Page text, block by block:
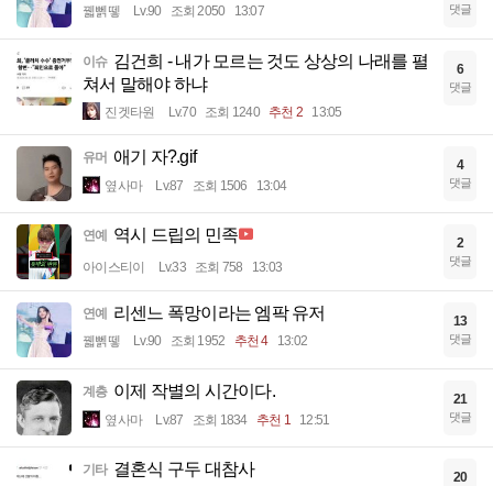
꿻뻵뗗 Lv.90 조회 2050 13:07 댓글
이슈 김건희 - 내가 모르는 것도 상상의 나래를 펼
쳐서 말해야 하냐
진겟타원 Lv.70 조회 1240 추천 2 13:05
6
댓글
유머 애기 자?.gif
옆사마 Lv.87 조회 1506 13:04
4
댓글
연예 역시 드립의 민족
아이스티이 Lv.33 조회 758 13:03
2
댓글
연예 리센느 폭망이라는 엠팍 유저
꿻뻵뗗 Lv.90 조회 1952 추천 4 13:02
13
댓글
계층 이제 작별의 시간이다.
옆사마 Lv.87 조회 1834 추천 1 12:51
21
댓글
기타 결혼식 구두 대참사 20